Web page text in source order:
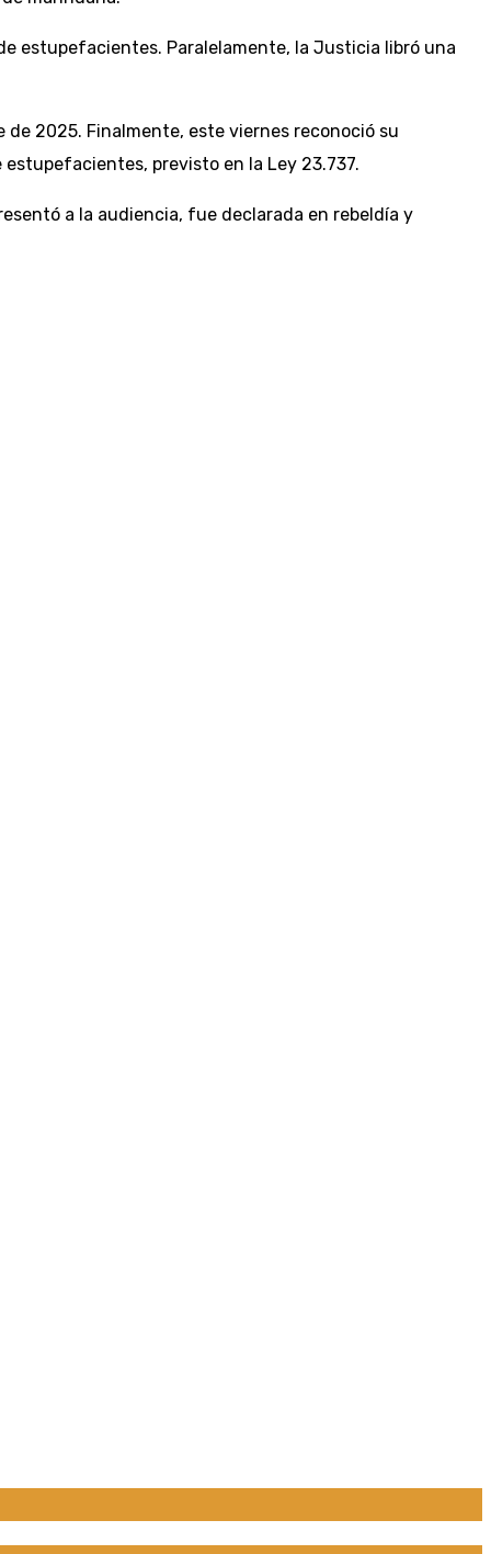
estupefacientes. Paralelamente, la Justicia libró una
2025. Finalmente, este viernes reconoció su
previsto en la Ley 23.737.
a la audiencia, fue declarada en rebeldía y